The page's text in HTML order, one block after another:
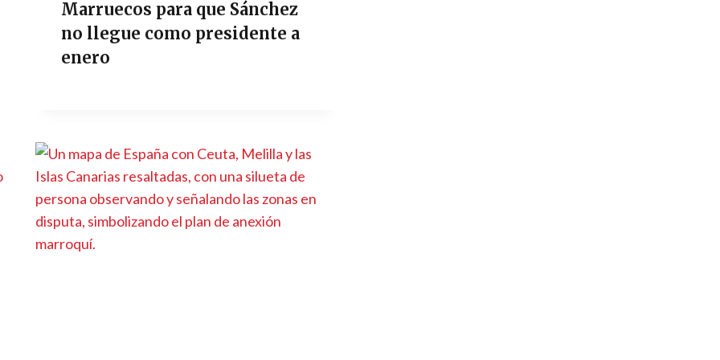
Marruecos para que Sánchez
no llegue como presidente a
enero